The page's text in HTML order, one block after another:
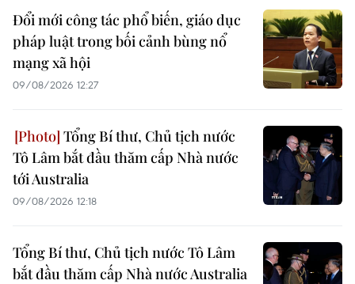
Đổi mới công tác phổ biến, giáo dục
pháp luật trong bối cảnh bùng nổ
mạng xã hội
09/08/2026 12:27
Tổng Bí thư, Chủ tịch nước
Tô Lâm bắt đầu thăm cấp Nhà nước
tới Australia
09/08/2026 12:18
Tổng Bí thư, Chủ tịch nước Tô Lâm
bắt đầu thăm cấp Nhà nước Australia